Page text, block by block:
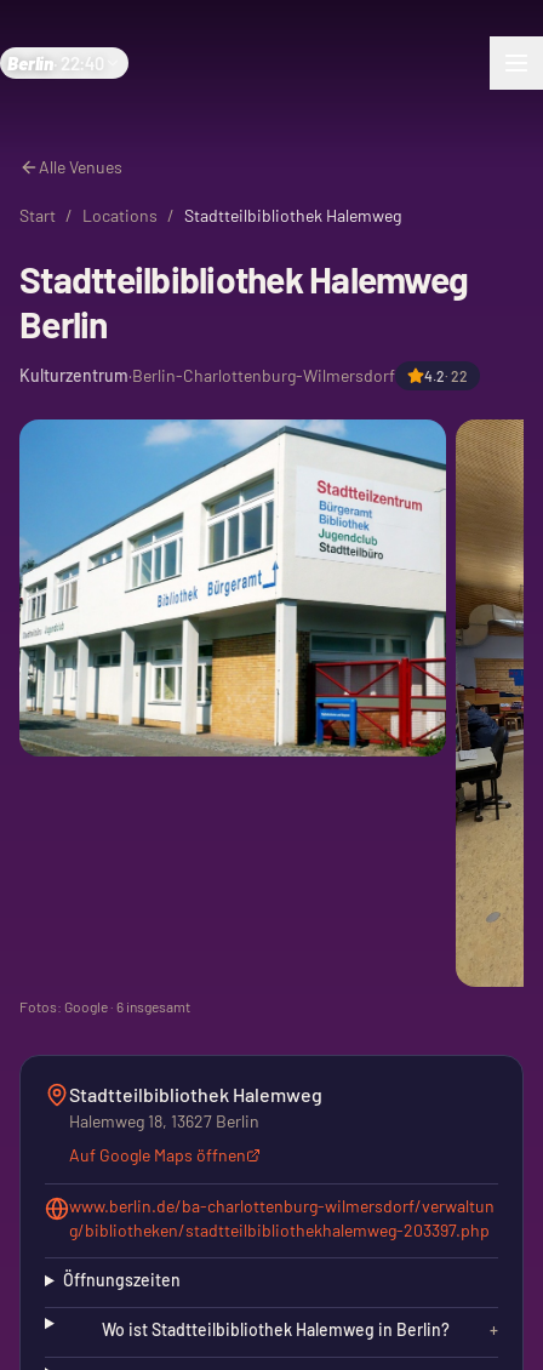
Berlin 22:40
Alle Venues
Start / Locations / Stadtteilbibliothek Halemweg
Stadtteilbibliothek Halemweg
Berlin
Kulturzentrum·Berlin-Charlottenburg-Wilmersdorf 4.2· 22
Fotos: Google · 6 insgesamt
Stadtteilbibliothek Halemweg
Halemweg 18, 13627 Berlin
Auf Google Maps öffnen
www.berlin.de/ba-charlottenburg-wilmersdorf/verwaltun
g/bibliotheken/stadtteilbibliothekhalemweg-203397.php
Öffnungszeiten
Wo ist Stadtteilbibliothek Halemweg in Berlin? +